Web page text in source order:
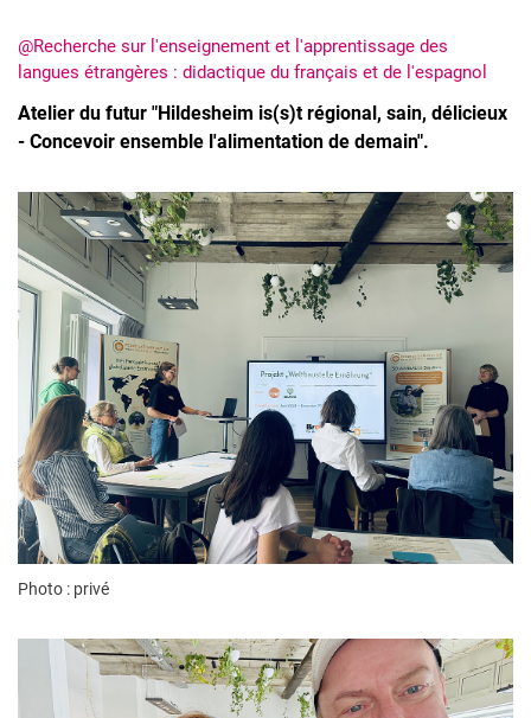
@Recherche sur l'enseignement et l'apprentissage des
langues étrangères : didactique du français et de l'espagnol
Atelier du futur "Hildesheim is(s)t régional, sain, délicieux
- Concevoir ensemble l'alimentation de demain".
Photo : privé